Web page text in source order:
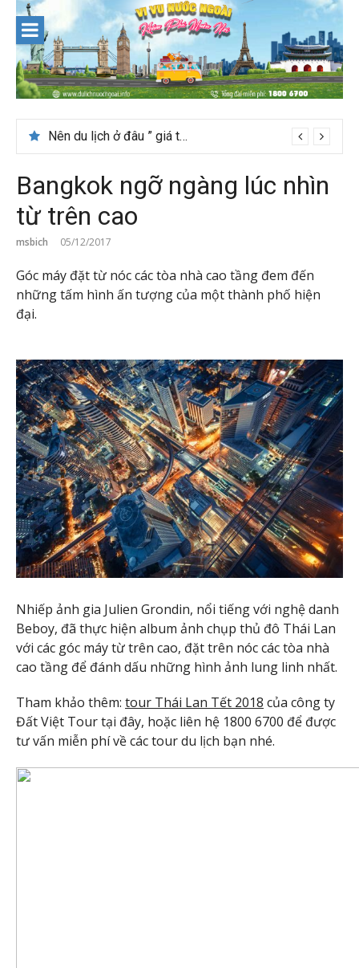
content
Nên du lịch ở đâu ” giá tốt” dịp lễ quốc khánh 2/9
Bangkok ngỡ ngàng lúc nhìn
từ trên cao
msbich 05/12/2017
Góc máy đặt từ nóc các tòa nhà cao tầng đem đến
những tấm hình ấn tượng của một thành phố hiện
đại.
Nhiếp ảnh gia Julien Grondin, nổi tiếng với nghệ danh
Beboy, đã thực hiện album ảnh chụp thủ đô Thái Lan
với các góc máy từ trên cao, đặt trên nóc các tòa nhà
cao tầng để đánh dấu những hình ảnh lung linh nhất.
Tham khảo thêm: tour Thái Lan Tết 2018 của công ty
Đất Việt Tour tại đây, hoặc liên hệ 1800 6700 để được
tư vấn miễn phí về các tour du lịch bạn nhé.